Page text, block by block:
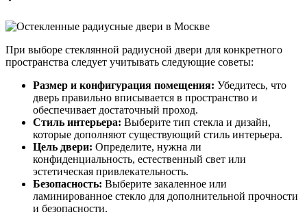
При выборе стеклянной радиусной двери для конкретного
пространства следует учитывать следующие советы:
Размер и конфигурация помещения: Убедитесь, что
дверь правильно вписывается в пространство и
обеспечивает достаточный проход.
Стиль интерьера: Выберите тип стекла и дизайн,
которые дополняют существующий стиль интерьера.
Цель двери: Определите, нужна ли
конфиденциальность, естественный свет или
эстетическая привлекательность.
Безопасность: Выберите закаленное или
ламинированное стекло для дополнительной прочности
и безопасности.